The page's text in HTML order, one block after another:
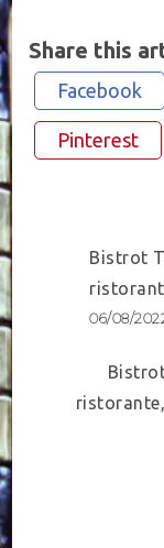
Share this
Facebook
Pinterest
PostBistrot
06/08/